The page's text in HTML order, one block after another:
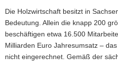
Die Holzwirtschaft besitzt in
Bedeutung. Allein die knapp 200
beschäftigen etwa 16.500
Milliarden Euro Jahresumsatz –
nicht eingerechnet. Gemäß der